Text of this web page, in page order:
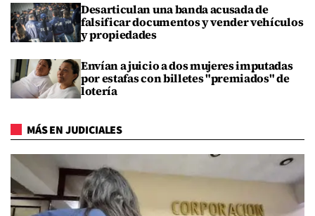
Desarticulan una banda acusada de
falsificar documentos y vender vehículos
y propiedades
Envían a juicio a dos mujeres imputadas
por estafas con billetes "premiados" de
lotería
MÁS EN JUDICIALES